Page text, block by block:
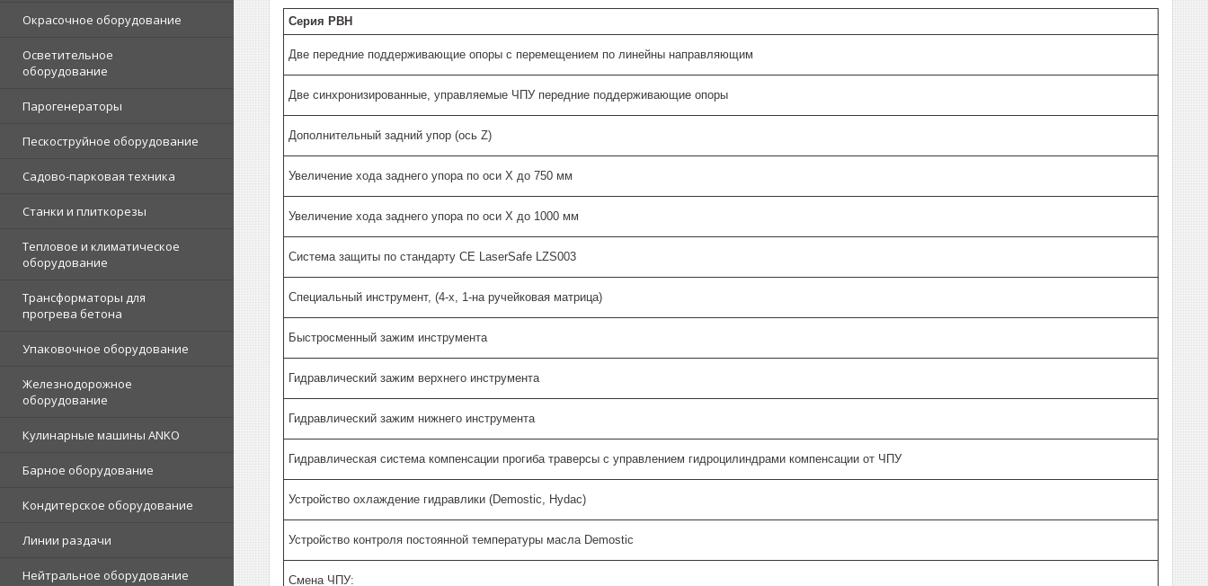
Окрасочное оборудование
Осветительное
оборудование
Парогенераторы
Пескоструйное оборудование
Садово-парковая техника
Станки и плиткорезы
Тепловое и климатическое
оборудование
Трансформаторы для
прогрева бетона
Упаковочное оборудование
Железнодорожное
оборудование
Кулинарные машины ANKO
Барное оборудование
Кондитерское оборудование
Линии раздачи
Нейтральное оборудование
Серия PBH
Две передние поддерживающие опоры с перемещением по линейны направляющим
Две синхронизированные, управляемые ЧПУ передние поддерживающие опоры
Дополнительный задний упор (ось Z)
Увеличение хода заднего упора по оси Х до 750 мм
Увеличение хода заднего упора по оси Х до 1000 мм
Система защиты по стандарту СЕ LaserSafe LZS003
Специальный инструмент, (4-х, 1-на ручейковая матрица)
Быстросменный зажим инструмента
Гидравлический зажим верхнего инструмента
Гидравлический зажим нижнего инструмента
Гидравлическая система компенсации прогиба траверсы с управлением гидроцилиндрами компенсации от ЧПУ
Устройство охлаждение гидравлики (Demostic, Hydac)
Устройство контроля постоянной температуры масла Demostic
Смена ЧПУ: